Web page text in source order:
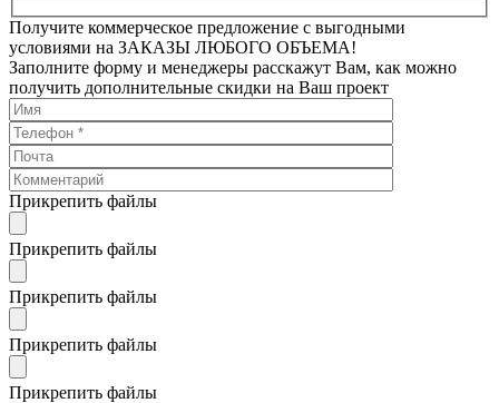
Получите коммерческое предложение с выгодными
условиями на ЗАКАЗЫ ЛЮБОГО ОБЪЕМА!
Заполните форму и менеджеры расскажут Вам, как можно
получить дополнительные скидки на Ваш проект
Прикрепить файлы
Прикрепить файлы
Прикрепить файлы
Прикрепить файлы
Прикрепить файлы